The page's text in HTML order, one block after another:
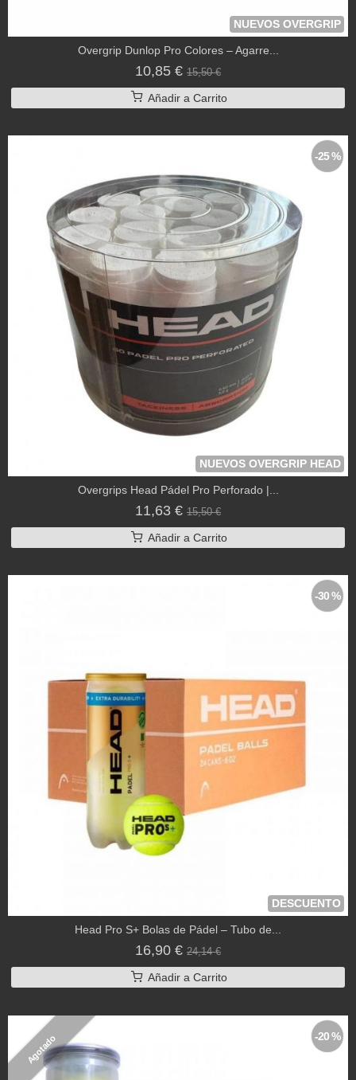
NUEVOS OVERGRIP
Overgrip Dunlop Pro Colores – Agarre...
10,85 € 15,50 €
Añadir a Carrito
NUEVOS OVERGRIP HEAD
-25 %
Overgrips Head Pádel Pro Perforado |...
11,63 € 15,50 €
Añadir a Carrito
DESCUENTO
-30 %
Head Pro S+ Bolas de Pádel – Tubo de...
16,90 € 24,14 €
Añadir a Carrito
Agotado -20 %